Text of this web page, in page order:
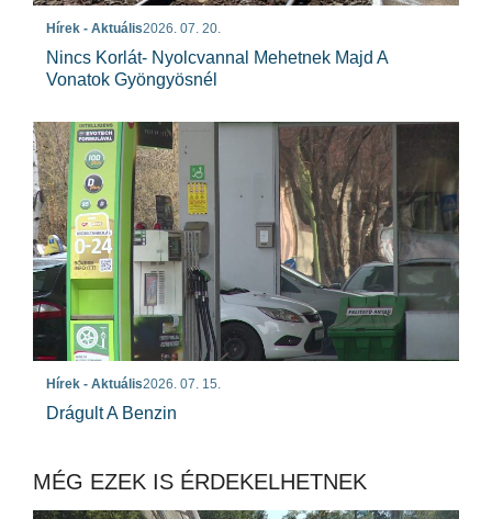
Hírek - Aktuális2026. 07. 20.
Nincs Korlát- Nyolcvannal Mehetnek Majd A
Vonatok Gyöngyösnél
Hírek - Aktuális2026. 07. 15.
Drágult A Benzin
MÉG EZEK IS ÉRDEKELHETNEK